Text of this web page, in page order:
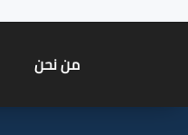
من نحن